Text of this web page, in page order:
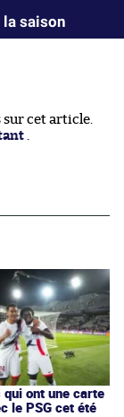
la saison
sur cet article.
qui ont une carte
le PSG cet été